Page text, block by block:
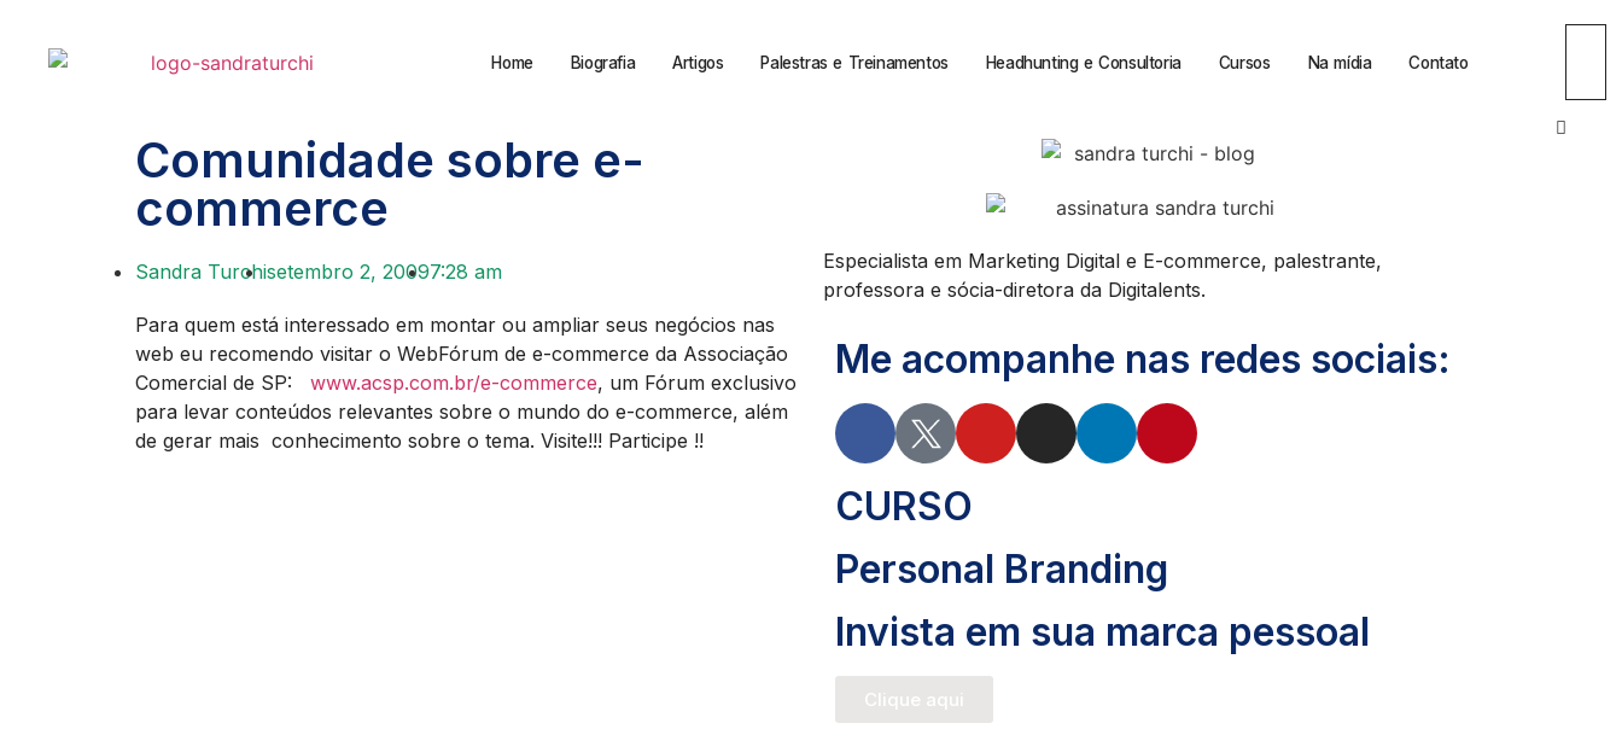
Home Biografia Artigos Palestras e Treinamentos Headhunting e Consultoria Cursos Na mídia Contato
Comunidade sobre e-
commerce
Sandra Turchisetembro 2, 20097:28 am
Para quem está interessado em montar ou ampliar seus negócios nas
web eu recomendo visitar o WebFórum de e-commerce da Associação
Comercial de SP: www.acsp.com.br/e-commerce, um Fórum exclusivo
para levar conteúdos relevantes sobre o mundo do e-commerce, além
de gerar mais conhecimento sobre o tema. Visite!!! Participe !!
Especialista em Marketing Digital e E-commerce, palestrante,
professora e sócia-diretora da Digitalents.
Me acompanhe nas redes sociais:
CURSO
Personal Branding
Invista em sua marca pessoal
Clique aqui